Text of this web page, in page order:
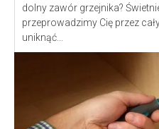
dolny zawór grzejnika?
przeprowadzimy Cię przez
uniknąć...